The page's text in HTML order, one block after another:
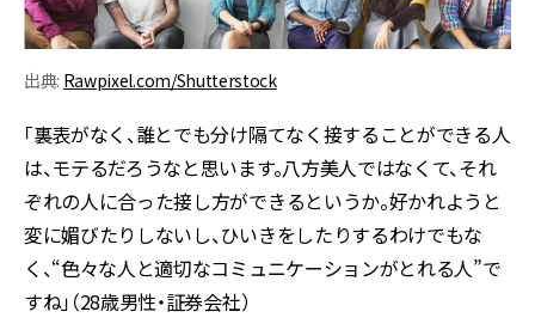
出典: Rawpixel.com/Shutterstock
「裏表がなく、誰とでも分け隔てなく接することができる人
は、モテるだろうなと思います。八方美人ではなくて、それ
ぞれの人に合った接し方ができるというか。好かれようと
変に媚びたりしないし、ひいきをしたりするわけでもな
く、“色々な人と適切なコミュニケーションがとれる人”で
すね」（28歳男性・証券会社）